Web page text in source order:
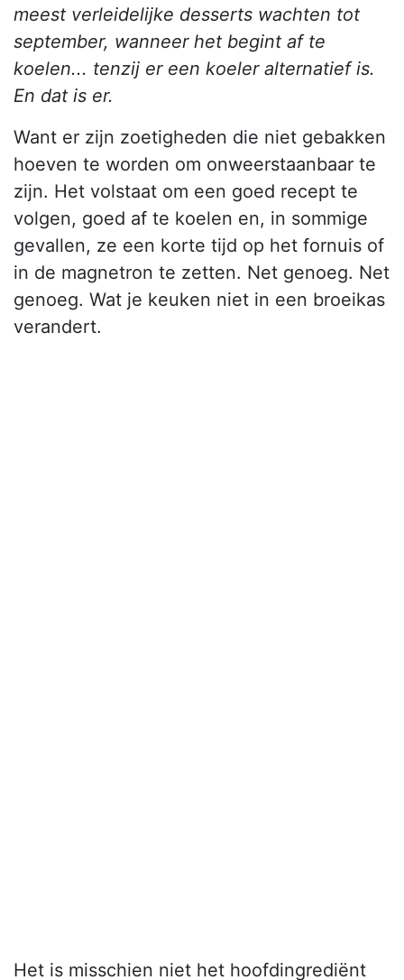
meest verleidelijke desserts wachten tot
september, wanneer het begint af te
koelen... tenzij er een koeler alternatief is.
En dat is er.
Want er zijn zoetigheden die niet gebakken
hoeven te worden om onweerstaanbaar te
zijn. Het volstaat om een goed recept te
volgen, goed af te koelen en, in sommige
gevallen, ze een korte tijd op het fornuis of
in de magnetron te zetten. Net genoeg. Net
genoeg. Wat je keuken niet in een broeikas
verandert.
Het is misschien niet het hoofdingrediënt